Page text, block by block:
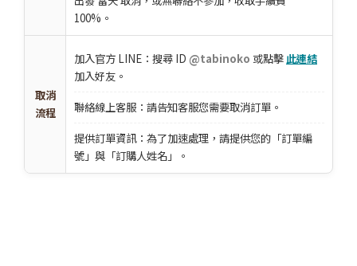
100%。
取消
流程
加入官方 LINE：搜尋 ID @tabinoko 或點擊此連結
加入好友。
聯絡線上客服：請告知客服您需要取消訂單。
提供訂單資訊：為了加速處理，請提供您的「訂單編
號」與「訂購人姓名」。